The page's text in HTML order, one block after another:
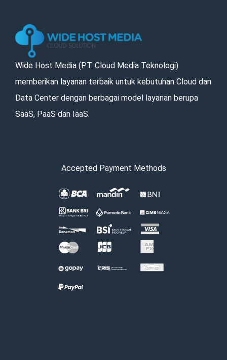
Wide Host Media (PT. Cloud Media Teknologi)
memberikan layanan terbaik untuk kebutuhan Cloud dan
Data Center dengan berbagai model layanan berupa
SaaS, PaaS dan IaaS.
Accepted Payment Methods